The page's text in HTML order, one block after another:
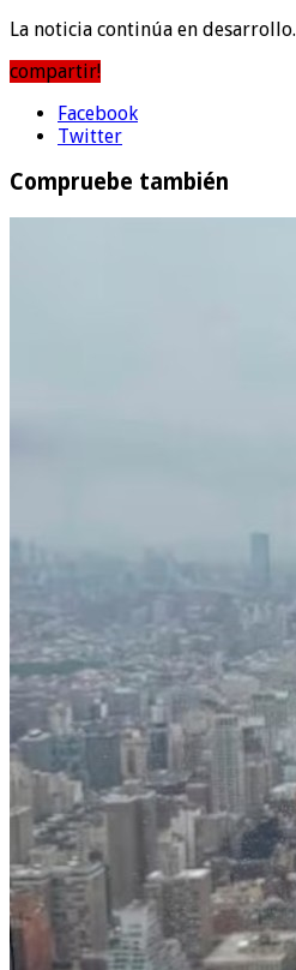
La noticia continúa en desarrollo.
compartir!
Facebook
Twitter
Compruebe también